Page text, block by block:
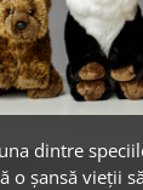
dintre
o șansă vieții